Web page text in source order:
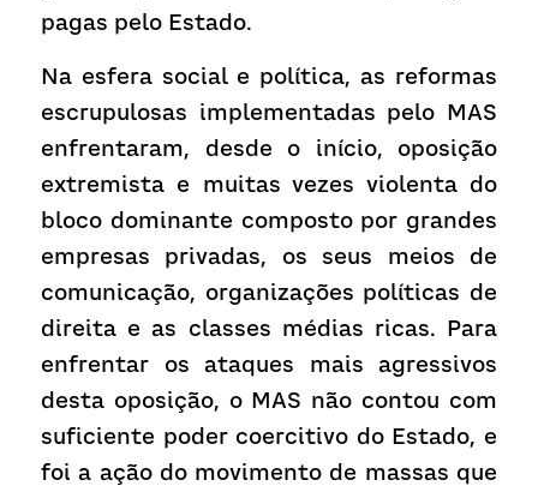
pagas pelo Estado.
Na esfera social e política, as reformas
escrupulosas implementadas pelo MAS
enfrentaram, desde o início, oposição
extremista e muitas vezes violenta do
bloco dominante composto por grandes
empresas privadas, os seus meios de
comunicação, organizações políticas de
direita e as classes médias ricas. Para
enfrentar os ataques mais agressivos
desta oposição, o MAS não contou com
suficiente poder coercitivo do Estado, e
foi a ação do movimento de massas que